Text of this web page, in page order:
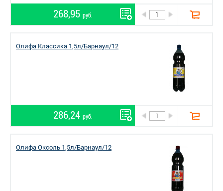
268,95 руб.
Олифа Классика 1,5л/Барнаул/12
286,24 руб.
Олифа Оксоль 1,5л/Барнаул/12